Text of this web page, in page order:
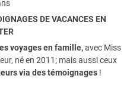
DE VACANCES EN
voyages en famille,avec Miss
né en 2011; mais aussi ceux
via des témoignages !